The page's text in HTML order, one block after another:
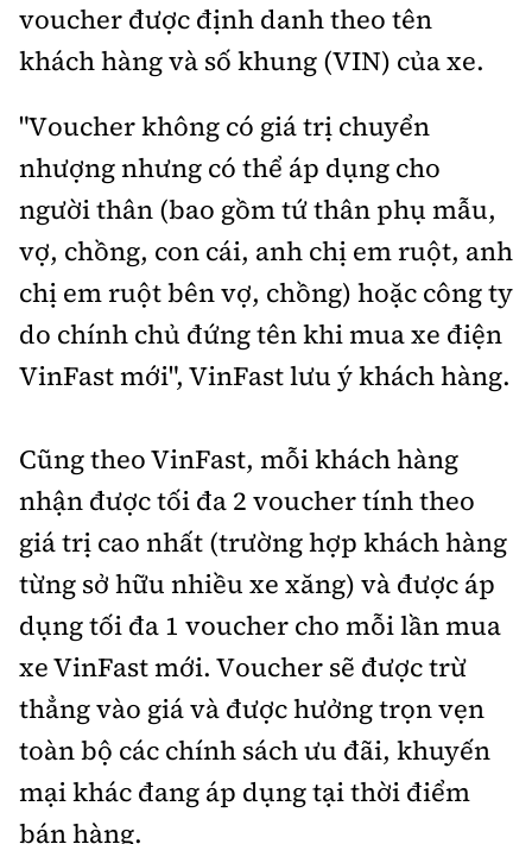
voucher được định danh theo tên
khách hàng và số khung (VIN) của xe.
"Voucher không có giá trị chuyển
nhượng nhưng có thể áp dụng cho
người thân (bao gồm tứ thân phụ mẫu,
vợ, chồng, con cái, anh chị em ruột, anh
chị em ruột bên vợ, chồng) hoặc công ty
do chính chủ đứng tên khi mua xe điện
VinFast mới", VinFast lưu ý khách hàng.
Cũng theo VinFast, mỗi khách hàng
nhận được tối đa 2 voucher tính theo
giá trị cao nhất (trường hợp khách hàng
từng sở hữu nhiều xe xăng) và được áp
dụng tối đa 1 voucher cho mỗi lần mua
xe VinFast mới. Voucher sẽ được trừ
thẳng vào giá và được hưởng trọn vẹn
toàn bộ các chính sách ưu đãi, khuyến
mại khác đang áp dụng tại thời điểm
bán hàng.